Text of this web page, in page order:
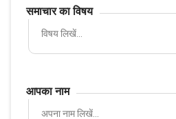
समाचार का विषय
आपका नाम